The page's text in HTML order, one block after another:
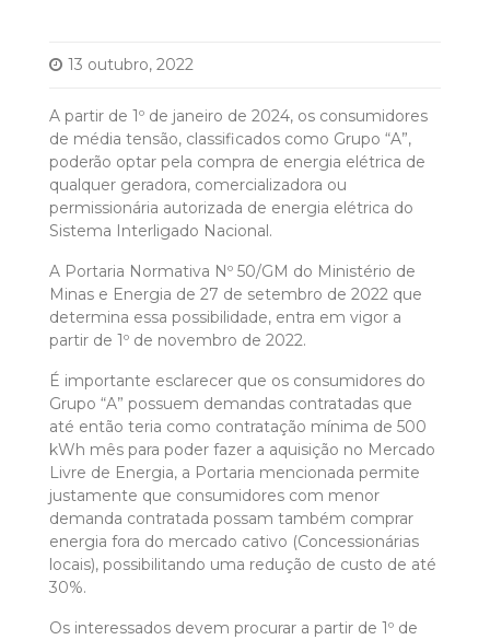
13 outubro, 2022
A partir de 1º de janeiro de 2024, os consumidores
de média tensão, classificados como Grupo “A”,
poderão optar pela compra de energia elétrica de
qualquer geradora, comercializadora ou
permissionária autorizada de energia elétrica do
Sistema Interligado Nacional.
A Portaria Normativa Nº 50/GM do Ministério de
Minas e Energia de 27 de setembro de 2022 que
determina essa possibilidade, entra em vigor a
partir de 1º de novembro de 2022.
É importante esclarecer que os consumidores do
Grupo “A” possuem demandas contratadas que
até então teria como contratação mínima de 500
kWh mês para poder fazer a aquisição no Mercado
Livre de Energia, a Portaria mencionada permite
justamente que consumidores com menor
demanda contratada possam também comprar
energia fora do mercado cativo (Concessionárias
locais), possibilitando uma redução de custo de até
30%.
Os interessados devem procurar a partir de 1º de